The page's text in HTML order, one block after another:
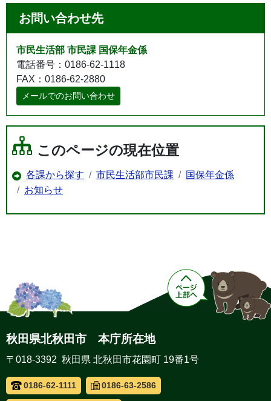
お問い合わせ先
市民生活部 市民課 国保年金係
電話番号：0186-62-1118
FAX：0186-62-2880
メールでのお問い合わせ
このページの現在位置
各課から探す 市民生活部市民課
国保年金係
お知らせ
秋田県北秋田市 本庁所在地
〒018-3392 秋田県 北秋田市花園町 19番1号
0186-62-1111 0186-63-2586